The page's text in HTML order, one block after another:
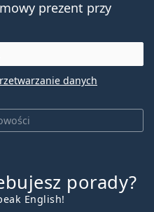
prezent przy
danych
porady?
English!